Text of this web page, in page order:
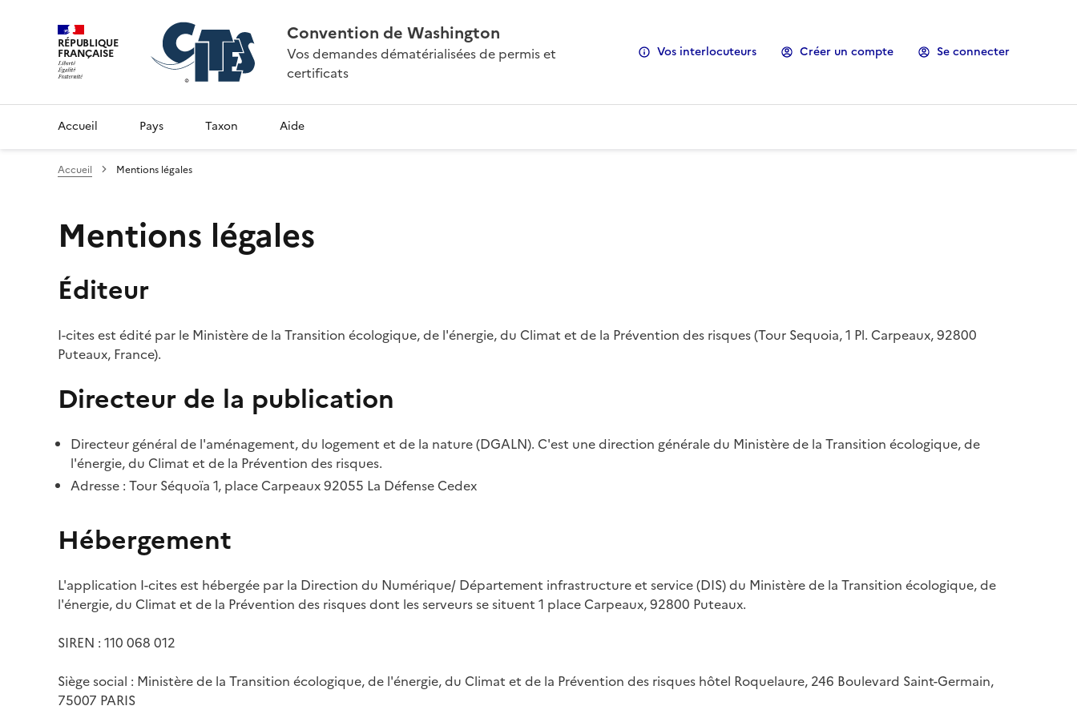
RÉPUBLIQUE
FRANÇAISE
Convention de Washington
Vos demandes dématérialisées de permis et
certificats
Vos interlocuteurs Créer un compte Se connecter
Accueil Pays Taxon Aide
Accueil Mentions légales
Mentions légales
Éditeur
I-cites est édité par le Ministère de la Transition écologique, de l'énergie, du Climat et de la Prévention des risques (Tour Sequoia, 1 Pl. Carpeaux, 92800
Puteaux, France).
Directeur de la publication
Directeur général de l'aménagement, du logement et de la nature (DGALN). C'est une direction générale du Ministère de la Transition écologique, de
l'énergie, du Climat et de la Prévention des risques.
Adresse : Tour Séquoïa 1, place Carpeaux 92055 La Défense Cedex
Hébergement
L'application I-cites est hébergée par la Direction du Numérique/ Département infrastructure et service (DIS) du Ministère de la Transition écologique, de
l'énergie, du Climat et de la Prévention des risques dont les serveurs se situent 1 place Carpeaux, 92800 Puteaux.
SIREN : 110 068 012
Siège social : Ministère de la Transition écologique, de l'énergie, du Climat et de la Prévention des risques hôtel Roquelaure, 246 Boulevard Saint-Germain,
75007 PARIS